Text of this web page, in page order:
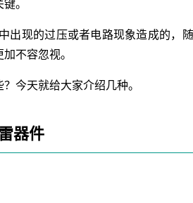
。
出现的过压或者电路现象造成的，
不容忽视。
今天就给大家介绍几种。
器件